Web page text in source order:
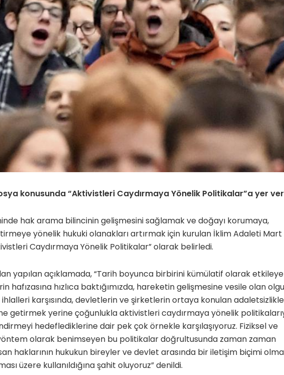
konusunda “Aktivistleri Caydırmaya Yönelik Politikalar”a yer
hak arama bilincinin gelişmesini sağlamak ve doğayı korumaya,
yönelik hukuki olanakları artırmak için kurulan İklim Adaleti Mart
Caydırmaya Yönelik Politikalar” olarak belirledi.
yapılan açıklamada, “Tarih boyunca birbirini kümülatif olarak
hafızasına hızlıca baktığımızda, hareketin gelişmesine vesile olan
karşısında, devletlerin ve şirketlerin ortaya konulan
getirmek yerine çoğunlukla aktivistleri caydırmaya yönelik
hedeflediklerine dair pek çok örnekle karşılaşıyoruz. Fiziksel ve
olarak benimseyen bu politikalar doğrultusunda zaman zaman
haklarının hukukun bireyler ve devlet arasında bir iletişim biçimi
üzere kullanıldığına şahit oluyoruz” denildi.